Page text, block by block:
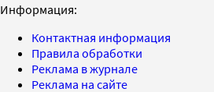
Информация:
Контактная информация
Правила обработки
Реклама в журнале
Реклама на сайте